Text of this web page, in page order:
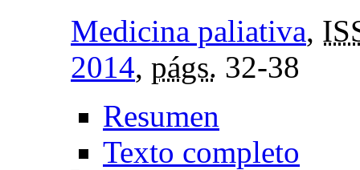
Medicina paliativa,
2014, págs. 32-38
Resumen
Texto completo